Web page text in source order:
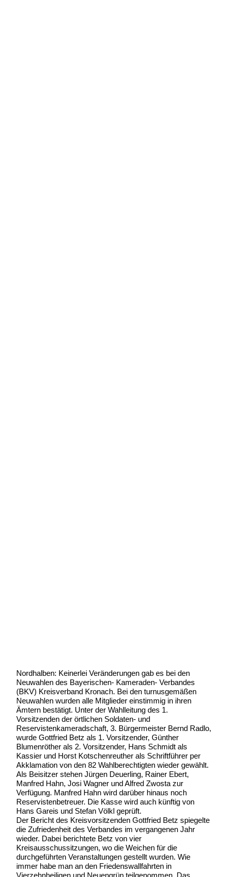
Nordhalben: Keinerlei Veränderungen gab es bei den
Neuwahlen des Bayerischen- Kameraden- Verbandes
(BKV) Kreisverband Kronach. Bei den turnusgemäßen
Neuwahlen wurden alle Mitglieder einstimmig in ihren
Ämtern bestätigt. Unter der Wahlleitung des 1.
Vorsitzenden der örtlichen Soldaten- und
Reservistenkameradschaft, 3. Bürgermeister Bernd Radlo,
wurde Gottfried Betz als 1. Vorsitzender, Günther
Blumenröther als 2. Vorsitzender, Hans Schmidt als
Kassier und Horst Kotschenreuther als Schriftführer per
Akklamation von den 82 Wahlberechtigten wieder gewählt.
Als Beisitzer stehen Jürgen Deuerling, Rainer Ebert,
Manfred Hahn, Josi Wagner und Alfred Zwosta zur
Verfügung. Manfred Hahn wird darüber hinaus noch
Reservistenbetreuer. Die Kasse wird auch künftig von
Hans Gareis und Stefan Völkl geprüft.
Der Bericht des Kreisvorsitzenden Gottfried Betz spiegelte
die Zufriedenheit des Verbandes im vergangenen Jahr
wieder. Dabei berichtete Betz von vier
Kreisausschussitzungen, wo die Weichen für die
durchgeführten Veranstaltungen gestellt wurden. Wie
immer habe man an den Friedenswallfahrten in
Vierzehnheiligen und Neuengrün teilgenommen. Das